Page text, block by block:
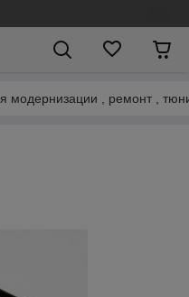
модернизации , ремонт ,